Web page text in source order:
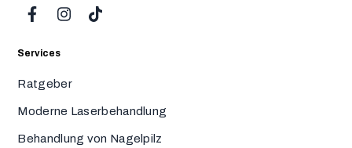
Services
Ratgeber
Moderne Laserbehandlung
Behandlung von Nagelpilz